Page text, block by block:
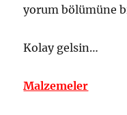
yorum bölümüne
Kolay gelsin…
Malzemeler